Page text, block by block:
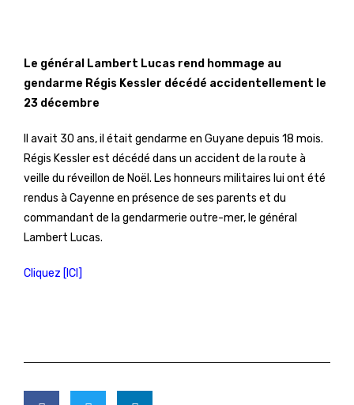
Le général Lambert Lucas rend hommage au
gendarme Régis Kessler décédé accidentellement le
23 décembre
Il avait 30 ans, il était gendarme en Guyane depuis 18 mois.
Régis Kessler est décédé dans un accident de la route à
veille du réveillon de Noël. Les honneurs militaires lui ont été
rendus à Cayenne en présence de ses parents et du
commandant de la gendarmerie outre-mer, le général
Lambert Lucas.
Cliquez [ICI]